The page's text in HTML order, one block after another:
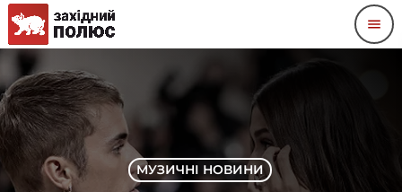
menu
МУЗИЧНІ НОВИНИ